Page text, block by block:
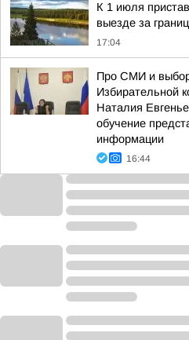
К 1 июля
выезде за
17:04
Про СМИ и
Избирательной
Наталия
обучение
информации
16:44